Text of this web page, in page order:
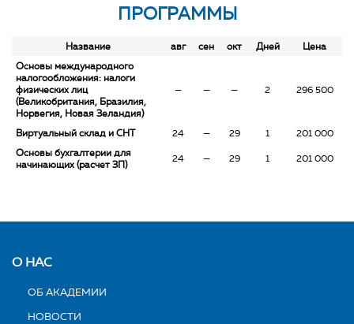
ПРОГРАММЫ
Название авг сен окт Дней
Цена
Основы международного
налогообложения: налоги
физических лиц
(Великобритания, Бразилия,
Норвегия, Новая Зеландия)
— — — 2 296 500
Виртуальный склад и СНТ 24 — 29 1
201 000
Основы бухгалтерии для
начинающих (расчет ЗП)
24 — 29 1 201 000
О НАС
ОБ АКАДЕМИИ
НОВОСТИ